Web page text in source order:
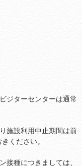
ジターセンターは通常
施設利用中止期間は前
ください。
接種につきましては、